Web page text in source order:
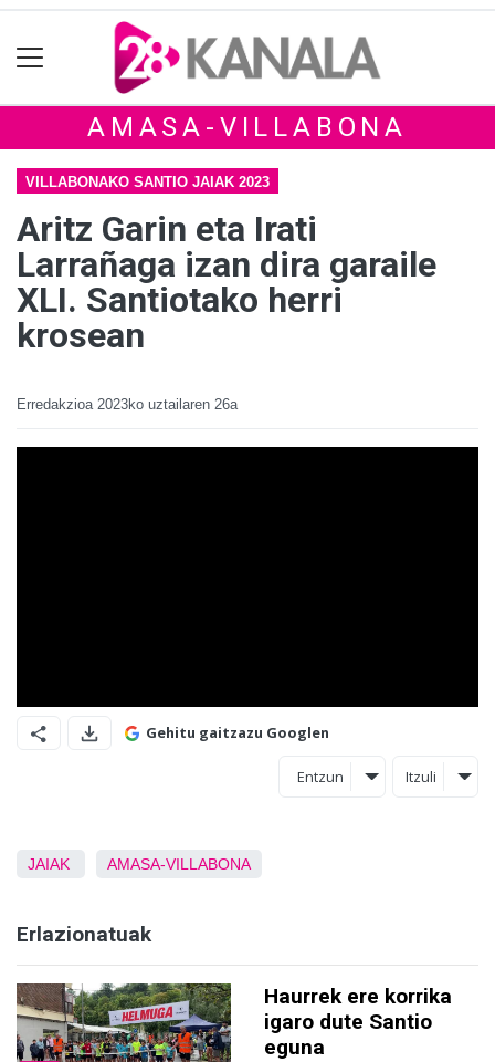
AMASA-VILLABONA
VILLABONAKO SANTIO JAIAK 2023
Aritz Garin eta Irati
Larrañaga izan dira garaile
XLI. Santiotako herri
krosean
Erredakzioa 2023ko uztailaren 26a
Gehitu gaitzazu Googlen
Entzun Itzuli
JAIAK AMASA-VILLABONA
Erlazionatuak
Haurrek ere korrika
igaro dute Santio
eguna